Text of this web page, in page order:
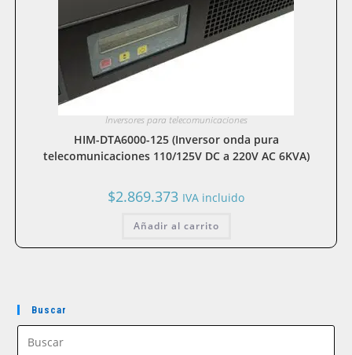
Inversores para telecomunicaciones
HIM-DTA6000-125 (Inversor onda pura
telecomunicaciones 110/125V DC a 220V AC 6KVA)
$2.869.373 IVA incluido
Añadir al carrito
Buscar